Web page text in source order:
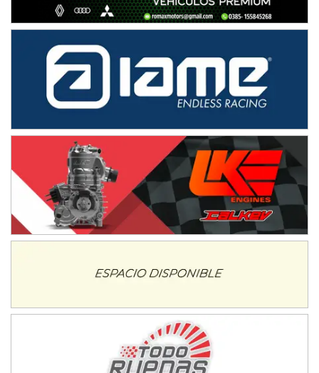
COBERTURA ESPECIAL DE E-KART.COM.AR
08/09-AGO
IAME SERIES ARGENTINA 6
Ramiro Tot (Asfalto)
Baradero (Buenos Aires)
KDO - F6
Trenque Lauquen (Buenos Aires)
ENTRERRIANO - F6 (POSTERGADA)
Parque de la Velocidad (Asfalto)
Villaguay (Entre Ríos)
VICTORIENSE - F7
El Cerro (Tierra)
PATAGONICO - F6